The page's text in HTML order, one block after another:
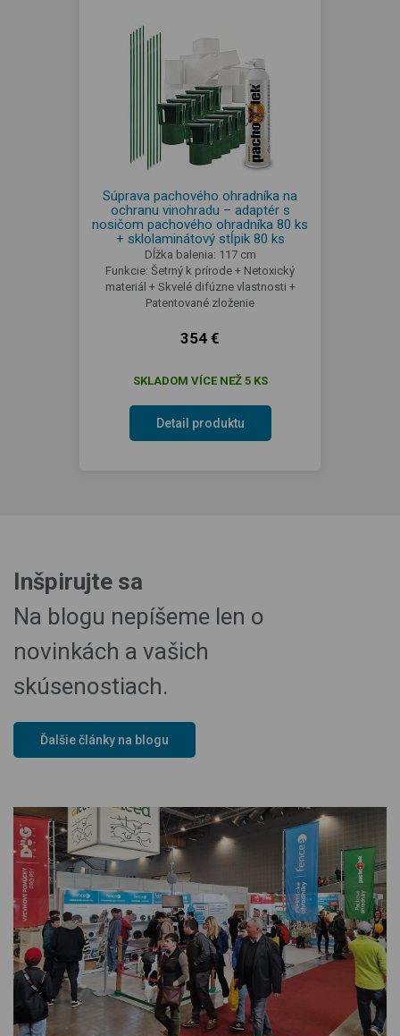
Súprava pachového ohradníka na
ochranu vinohradu – adaptér s
nosičom pachového ohradníka 80 ks
+ sklolaminátový stĺpik 80 ks
Dĺžka balenia: 117 cm
Funkcie: Šetrný k prírode + Netoxický
materiál + Skvelé difúzne vlastnosti +
Patentované zloženie
354 €
SKLADOM VÍCE NEŽ 5 KS
Detail produktu
Inšpirujte sa
Na blogu nepíšeme len o
novinkách a vašich
skúsenostiach.
Ďalšie články na blogu